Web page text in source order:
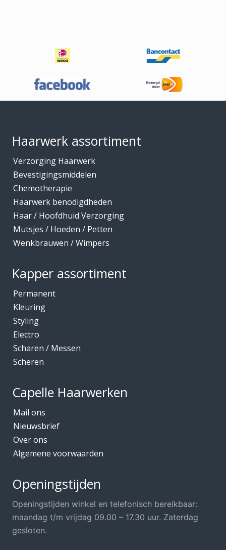
Haarwerk assortiment
Verzorging Haarwerk
Bevestigingsmiddelen
Chemotherapie
Haarwerk benodigdheden
Haar / Hoofdhuid Verzorging
Mutsjes / Hoeden / Petten
Wenkbrauwen / Wimpers
Kapper assortiment
Permanent
Kleuring
Styling
Electro
Scharen / Messen
Scheren
Capelle Haarwerken
Mail ons
Nieuwsbrief
Over ons
Algemene voorwaarden
Openingstijden
Openingstijden winkel en telefonisch bereikbaar:
maandag t/m vrijdag 09.00 – 17.30 uur. Zaterdag
gesloten.